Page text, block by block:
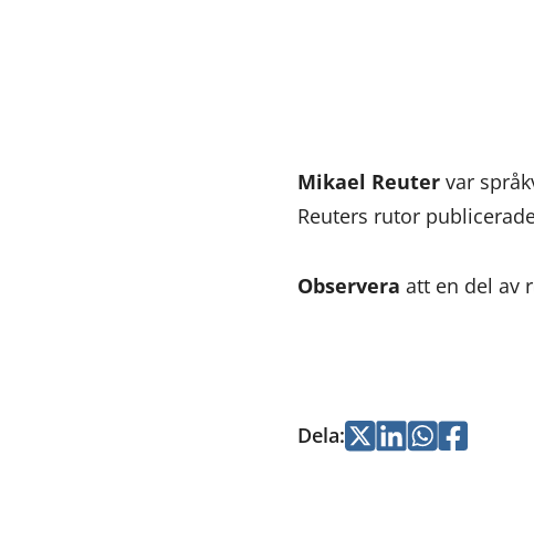
Mikael Reutervar
Reuters rutor
Observera att en del av
Dela:Jaa Jaa Jaa Jaa